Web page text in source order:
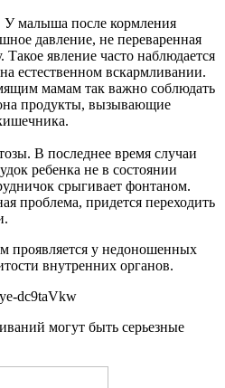
У малыша после кормления
давление, не переваренная
явление часто наблюдается
естественном вскармливании.
мамам так важно соблюдать
продукты, вызывающие
В последнее время случаи
ребенка не в состоянии
срыгивает фонтаном.
проблема, придется переходить
проявляется у недоношенных
внутренних органов.
dc9taVkw
могут быть серьезные